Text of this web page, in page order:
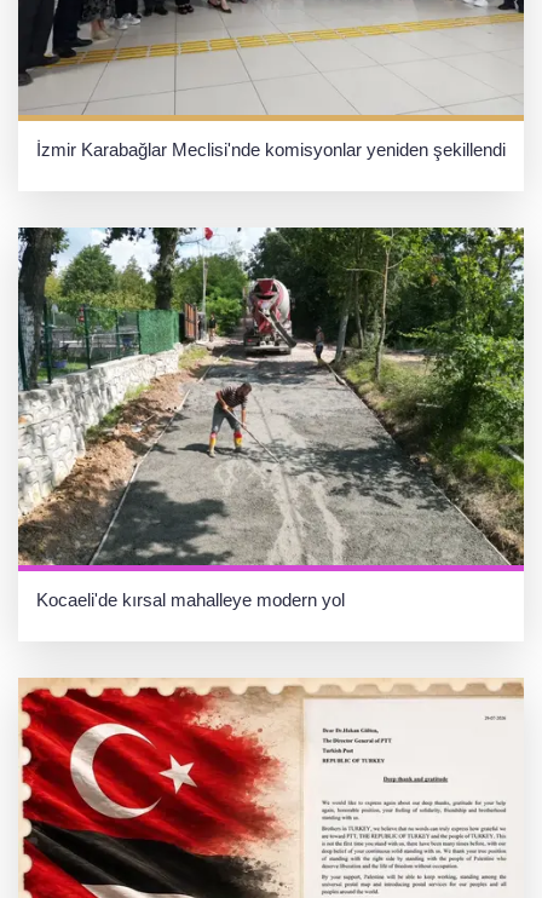
İzmir Karabağlar Meclisi'nde komisyonlar yeniden şekillendi
Kocaeli'de kırsal mahalleye modern yol